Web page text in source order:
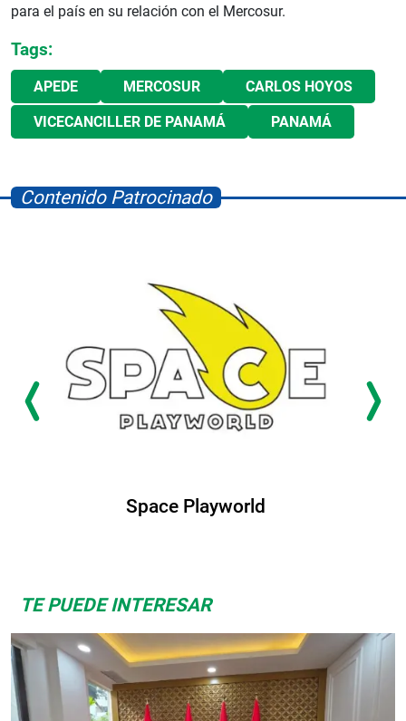
para el país en su relación con el Mercosur.
Tags:
APEDE MERCOSUR CARLOS HOYOS
VICECANCILLER DE PANAMÁ PANAMÁ
Contenido Patrocinado
Albrook Bowling
TE PUEDE INTERESAR